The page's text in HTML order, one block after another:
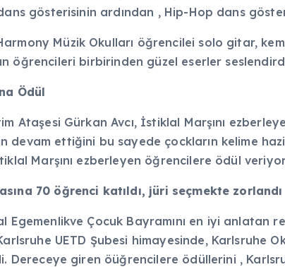
gösterisinin ardından , Hip-Hop dans
Müzik Okulları öğrencilei solo gitar,
öğrencileri birbirinden güzel eserler
Ödül
Ataşesi Gürkan Avcı, İstiklal Marşını
devam ettiğini bu sayede çockların kelime
Marşını ezberleyen öğrencilere ödül
70 öğrenci katıldı, jüri seçmekte zorlandı
Egemenlikve Çocuk Bayramını en iyi anlatan
UETD Şubesi himayesinde, Karlsruhe
Dereceye giren öüğrencilere ödüllerini ,